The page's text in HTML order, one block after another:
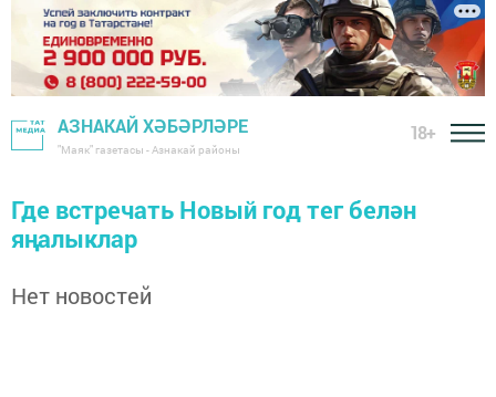
АЗНАКАЙ ХӘБӘРЛӘРЕ
"Маяк" газетасы - Азнакай районы
18+
Где встречать Новый год тег белән
яңалыклар
Нет новостей